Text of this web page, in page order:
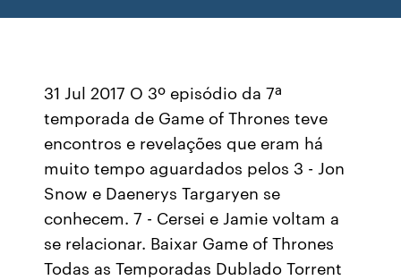
31 Jul 2017 O 3º episódio da 7ª
temporada de Game of Thrones teve
encontros e revelações que eram há
muito tempo aguardados pelos 3 - Jon
Snow e Daenerys Targaryen se
conhecem. 7 - Cersei e Jamie voltam a
se relacionar. Baixar Game of Thrones
Todas as Temporadas Dublado Torrent